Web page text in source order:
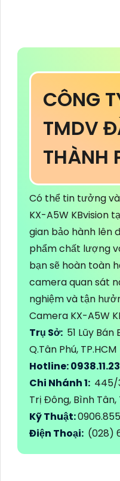
CÔNG
TMDV
THÀNH
Có thể tin tưởng
KX-A5W KBvision
gian bảo hành lên
phẩm chất lượng
bạn sẽ hoàn toàn
camera quan sát
nghiệm và tận
Camera KX-A5W
Trụ Sở: 51 Lũy Bán
Q.Tân Phú, TP.HCM
Hotline:
Chi Nhánh 1: 445/
Trị Đông, Bình Tân,
Kỹ Thuật:
Điện Thoại: (028)